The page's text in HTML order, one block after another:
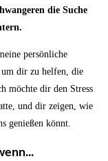
die Suche
persönliche
um dir zu helfen, die
möchte dir den Stress
und dir zeigen, wie
genießen könnt.